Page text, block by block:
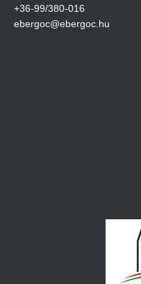
+36-99/380-016
ebergoc@ebergoc.hu